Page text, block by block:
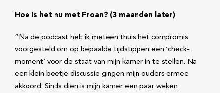
Hoe is het nu met Froan? (3 maanden later)
“Na de podcast heb ik meteen thuis het compromis
voorgesteld om op bepaalde tijdstippen een ‘check-
moment’ voor de staat van mijn kamer in te stellen. Na
een klein beetje discussie gingen mijn ouders ermee
akkoord. Sinds dien is mijn kamer een paar weken